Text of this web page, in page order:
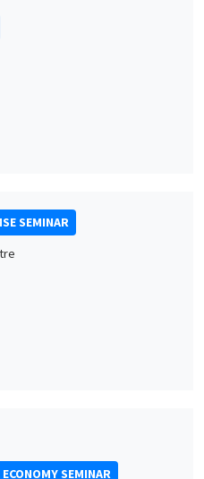
SEMINAR
SEMINAR